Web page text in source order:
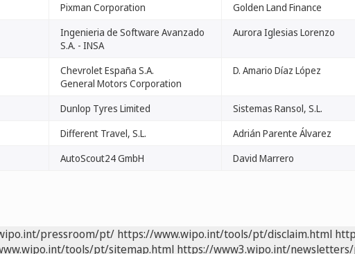
Pixman Corporation Golden Land Finance
Ingenieria de Software Avanzado
S.A. - INSA
Aurora Iglesias Lorenzo
Chevrolet España S.A.
General Motors Corporation
D. Amario Díaz López
Dunlop Tyres Limited Sistemas Ransol, S.L.
Different Travel, S.L. Adrián Parente Álvarez
AutoScout24 GmbH David Marrero
pressroom/pt/ https://www.wipo.int/tools/pt/disclaim.html
tools/pt/sitemap.html https://www3.wipo.int/